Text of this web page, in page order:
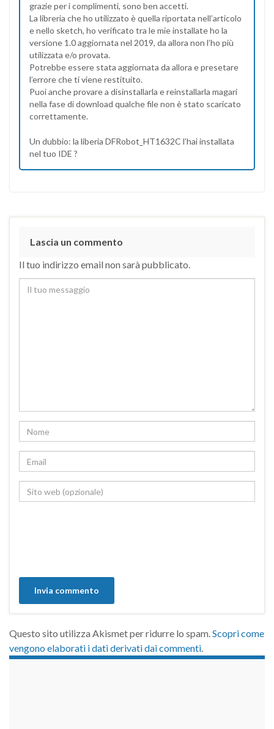
grazie per i complimenti, sono ben accetti.
La libreria che ho utilizzato è quella riportata nell’articolo
e nello sketch, ho verificato tra le mie installate ho la
versione 1.0 aggiornata nel 2019, da allora non l’ho più
utilizzata e/o provata.
Potrebbe essere stata aggiornata da allora e presetare
l’errore che ti viene restituito.
Puoi anche provare a disinstallarla e reinstallarla magari
nella fase di download qualche file non è stato scaricato
correttamente.
Un dubbio: la liberia DFRobot_HT1632C l’hai installata
nel tuo IDE ?
Lascia un commento
Il tuo indirizzo email non sarà pubblicato.
Questo sito utilizza Akismet per ridurre lo spam.Scopri come
vengono elaborati i dati derivati dai commenti.